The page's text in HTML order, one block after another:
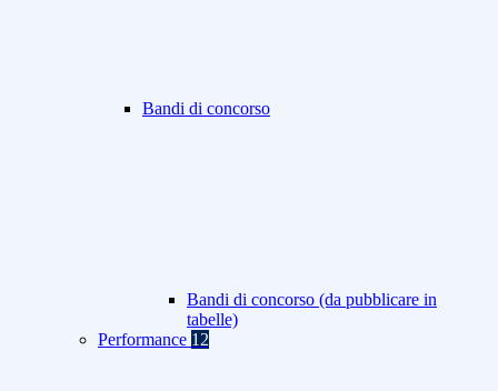
Bandi di concorso
Bandi di concorso (da pubblicare in
tabelle)
Performance 12